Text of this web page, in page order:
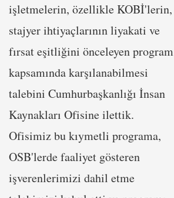
işletmelerin, özellikle KOBİ'lerin,
stajyer ihtiyaçlarının liyakati ve
fırsat eşitliğini önceleyen program
kapsamında karşılanabilmesi
talebini Cumhurbaşkanlığı İnsan
Kaynakları Ofisine ilettik.
Ofisimiz bu kıymetli programa,
OSB'lerde faaliyet gösteren
işverenlerimizi dahil etme